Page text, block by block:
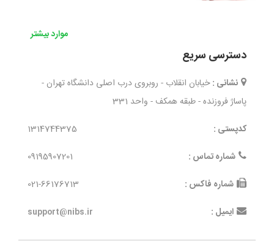
موارد بیشتر
دسترسی سریع
نشانی : خیابان انقلاب - روبروی درب اصلی دانشگاه تهران -
پاساژ فروزنده - طبقه همکف - واحد 331
کدپستی :
1314744375
شماره تماس :
09195907201
شماره فاکس :
021-66176713
ایمیل :
support@nibs.ir